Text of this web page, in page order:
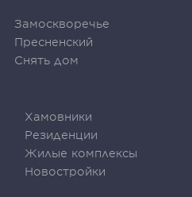
Замоскворечье
Пресненский
Снять дом
Хамовники
Резиденции
Жилые комплексы
Новостройки